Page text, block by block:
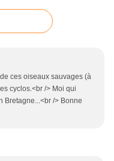
ces oiseaux sauvages (à
cyclos.<br /> Moi qui
Bretagne...<br /> Bonne